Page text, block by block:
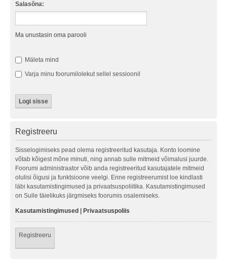
Salasõna:
Ma unustasin oma parooli
Mäleta mind
Varja minu foorumilolekut sellel sessioonil
Registreeru
Sisselogimiseks pead olema registreeritud kasutaja. Konto loomine
võtab kõigest mõne minuti, ning annab sulle mitmeid võimalusi juurde.
Foorumi administraator võib anda registreeritud kasutajatele mitmeid
olulisi õigusi ja funktsioone veelgi. Enne registreerumist loe kindlasti
läbi kasutamistingimused ja privaatsuspoliitika. Kasutamistingimused
on Sulle täielikuks järgmiseks foorumis osalemiseks.
Kasutamistingimused Privaatsuspoliis
Registreeru